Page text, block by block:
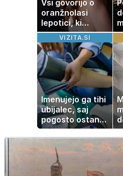
Vsi govorijo o
oranžnolasi
lepotici, ki
navdušuje s
skrivnostno
vlogo
VIZITA.SI
Imenujejo ga tihi
ubijalec, saj
pogosto ostane
neopažen:
nenavadni
simptomi
visokega
holesterola